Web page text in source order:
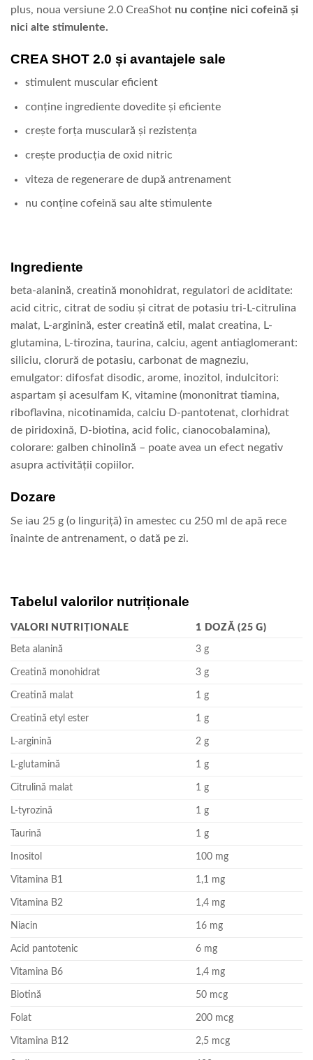
plus, noua versiune 2.0 CreaShot nu conține nici cofeină și
nici alte stimulente.
CREA SHOT 2.0 și avantajele sale
stimulent muscular eficient
conține ingrediente dovedite și eficiente
crește forța musculară și rezistența
crește producția de oxid nitric
viteza de regenerare de după antrenament
nu conține cofeină sau alte stimulente
Ingrediente
beta-alanină, creatină monohidrat, regulatori de aciditate:
acid citric, citrat de sodiu și citrat de potasiu tri-L-citrulina
malat, L-arginină, ester creatină etil, malat creatina, L-
glutamina, L-tirozina, taurina, calciu, agent antiaglomerant:
siliciu, clorură de potasiu, carbonat de magneziu,
emulgator: difosfat disodic, arome, inozitol, indulcitori:
aspartam și acesulfam K, vitamine (mononitrat tiamina,
riboflavina, nicotinamida, calciu D-pantotenat, clorhidrat
de piridoxină, D-biotina, acid folic, cianocobalamina),
colorare: galben chinolină – poate avea un efect negativ
asupra activității copiilor.
Dozare
Se iau 25 g (o linguriță) în amestec cu 250 ml de apă rece
înainte de antrenament, o dată pe zi.
Tabelul valorilor nutriționale
VALORI NUTRIȚIONALE 1 DOZĂ (25 G)
Beta alanină 3 g
Creatină monohidrat 3 g
Creatină malat 1 g
Creatină etyl ester 1 g
L-arginină 2 g
L-glutamină 1 g
Citrulină malat 1 g
L-tyrozină 1 g
Taurină 1 g
Inositol 100 mg
Vitamina B1 1,1 mg
Vitamina B2 1,4 mg
Niacin 16 mg
Acid pantotenic 6 mg
Vitamina B6 1,4 mg
Biotină 50 mcg
Folat 200 mcg
Vitamina B12 2,5 mcg